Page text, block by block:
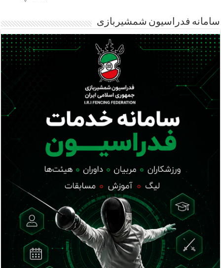
سامانه فدراسیون شمشیربازی